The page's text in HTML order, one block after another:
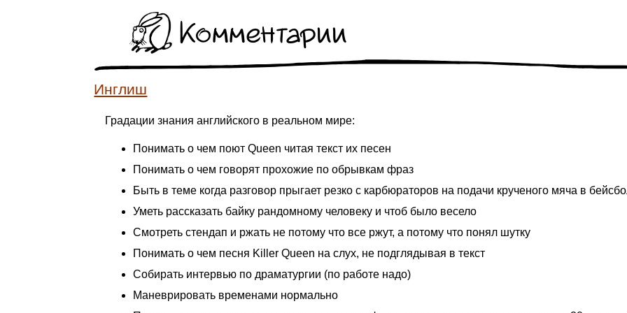
Комментарии
Инглиш
Градации знания английского в реальном мире:
Понимать о чем поют Queen читая текст их песен
Понимать о чем говорят прохожие по обрывкам фраз
Быть в теме когда разговор прыгает резко с карбюраторов на подачи крученого мяча в
Уметь рассказать байку рандомному человеку и чтоб было весело
Смотреть стендап и ржать не потому что все ржут, а потому что понял шутку
Понимать о чем песня Killer Queen на слух, не подглядывая в текст
Собирать интервью по драматургии (по работе надо)
Маневрировать временами нормально